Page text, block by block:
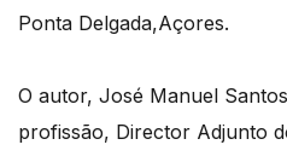
Ponta Delgada,Açores.
O autor, José Manuel
profissão, Director Adjunto